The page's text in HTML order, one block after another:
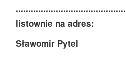
listownie na adres:
Sławomir Pytel